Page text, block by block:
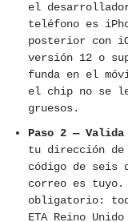
el
teléfono es
posterior con
versión 12 o
funda en el
el chip no se
gruesos.
Paso 2 —
tu dirección de
código de seis
correo es tuyo.
obligatorio:
ETA Reino